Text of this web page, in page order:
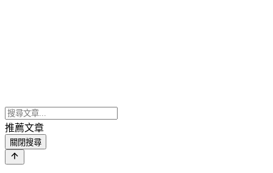
推薦文章
關閉搜尋